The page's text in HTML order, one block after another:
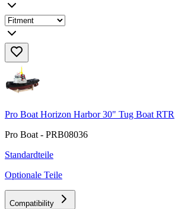
Pro Boat Horizon Harbor 30" Tug Boat RTR
Pro Boat - PRB08036
Standardteile
Optionale Teile
Compatibility